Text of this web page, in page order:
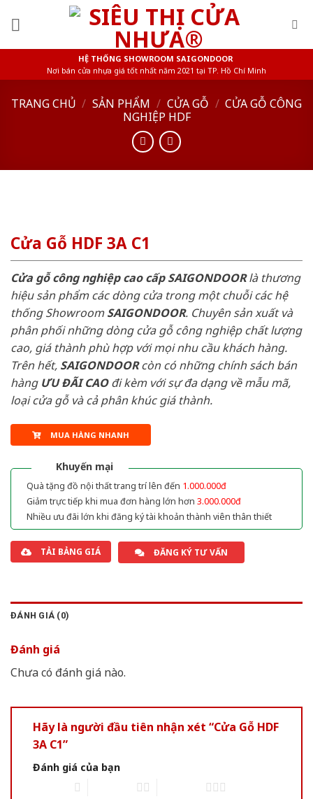
HỆ THỐNG SHOWROOM SAIGONDOOR
Nơi bán cửa nhựa giá tốt nhất năm 2021 tại TP. Hồ Chí Minh
TRANG CHỦ / SẢN PHẨM / CỬA GỖ / CỬA GỖ CÔNG
NGHIỆP HDF
Cửa Gỗ HDF 3A C1
Cửa gỗ công nghiệp cao cấp SAIGONDOORlà thương
hiệu sản phẩm các dòng cửa trong một chuỗi các hệ
thống ShowroomSAIGONDOOR. Chuyên sản xuất và
phân phối những dòng cửa gỗ công nghiệp chất lượng
cao, giá thành phù hợp với mọi nhu cầu khách hàng.
Trên hết, SAIGONDOORcòn có những chính sách bán
hàng ƯU ĐÃI CAOđi kèm với sự đa dạng về mẫu mã,
loại cửa gỗ và cả phân khúc giá thành.
MUA HÀNG NHANH
Khuyến mại
Quà tặng đồ nội thất trang trí lên đến 1.000.000đ
Giảm trực tiếp khi mua đơn hàng lớn hơn 3.000.000đ
Nhiều ưu đãi lớn khi đăng ký tài khoản thành viên thân thiết
TẢI BẢNG GIÁ ĐĂNG KÝ TƯ VẤN
ĐÁNH GIÁ (0)
Đánh giá
Chưa có đánh giá nào.
Hãy là người đầu tiên nhận xét “Cửa Gỗ HDF
3A C1”
Đánh giá của bạn